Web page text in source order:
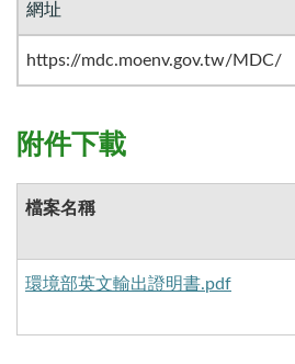
網址
https://mdc.moenv.gov.tw/MDC/
附件下載
檔案名稱
環境部英文輸出證明書.pdf